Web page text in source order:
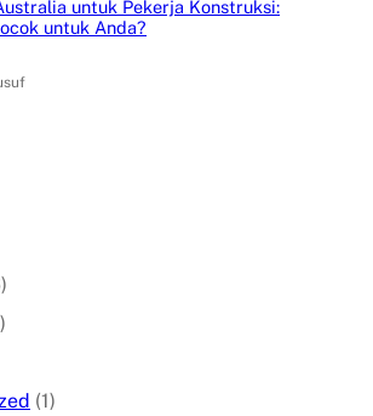
untuk Pekerja Konstruksi:
untuk Anda?
(1)